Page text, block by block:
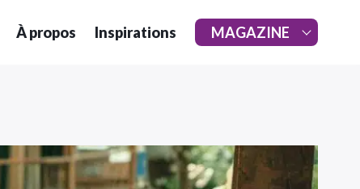
À propos Inspirations MAGAZINE